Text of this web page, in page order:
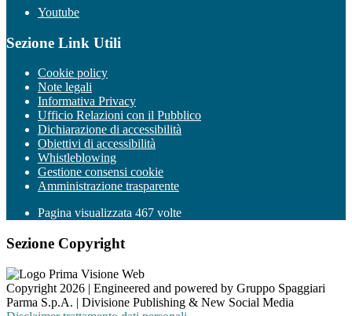
Youtube
Sezione Link Utili
Cookie policy
Note legali
Informativa Privacy
Ufficio Relazioni con il Pubblico
Dichiarazione di accessibilità
Obiettivi di accessibilità
Whistleblowing
Gestione consensi cookie
Amministrazione trasparente
Pagina visualizzata 467 volte
Sezione Copyright
Copyright 2026 | Engineered and powered by Gruppo Spaggiari
Parma S.p.A. | Divisione Publishing & New Social Media